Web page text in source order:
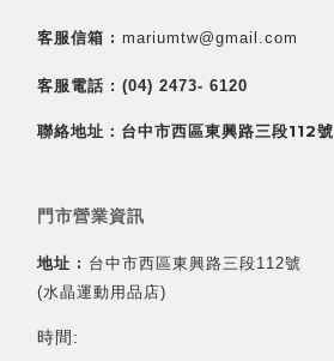
客服信箱 : mariumtw@gmail.com
客服電話 : (04) 2473- 6120
聯絡地址：台中市西區東興路三段112號
門市營業資訊
地址 : 台中市西區東興路三段112號
(水晶運動用品店)
時間: